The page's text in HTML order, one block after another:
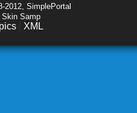
2012, SimplePortal
Samp
XML